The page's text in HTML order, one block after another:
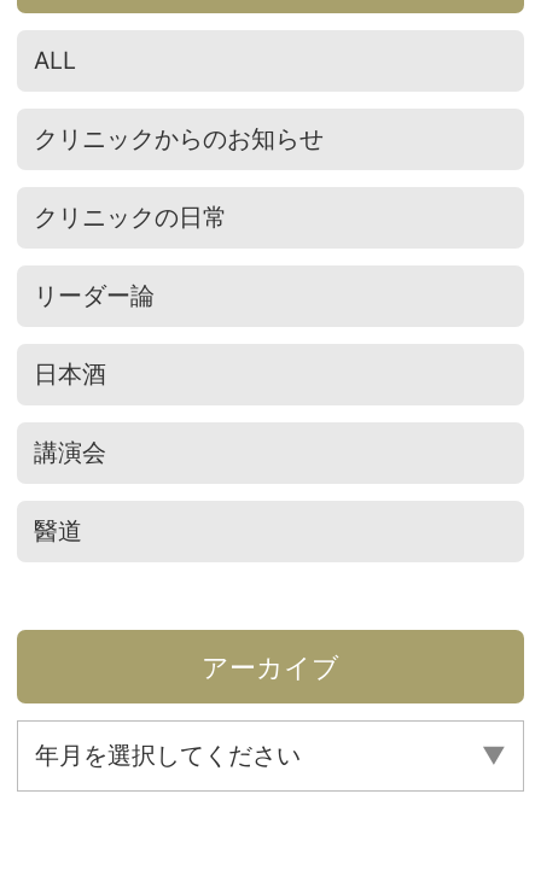
ALL
クリニックからのお知らせ
クリニックの日常
リーダー論
日本酒
講演会
醫道
アーカイブ
年月を選択してください